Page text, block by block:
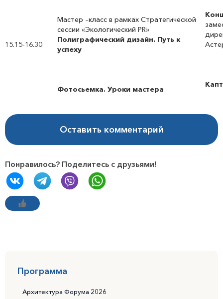
Программа
Архитектура Форума 2026
15.15-16.30
Мастер –класс в рамках Стратегической
сессии «Экологический PR»
Полиграфический дизайн. Путь к
успеху
Фотосьемка. Уроки мастера
Оставить комментарий
Понравилось? Поделитесь с друзьями!